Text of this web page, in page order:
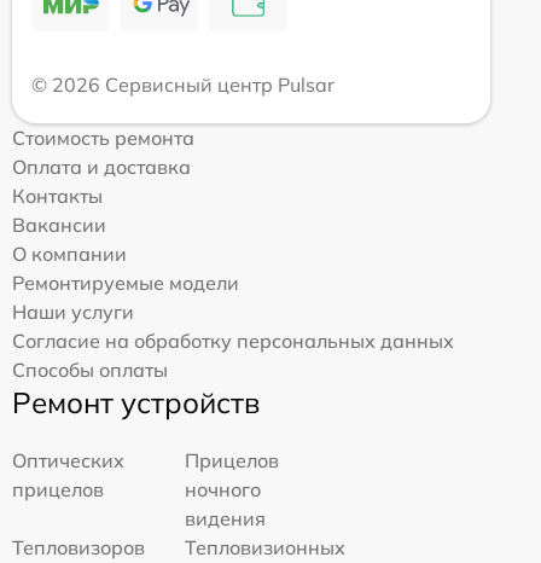
© 2026 Сервисный центр Pulsar
Стоимость ремонта
Оплата и доставка
Контакты
Вакансии
О компании
Ремонтируемые модели
Наши услуги
Согласие на обработку персональных данных
Способы оплаты
Ремонт устройств
Оптических
прицелов
Прицелов
ночного
видения
Тепловизоров
Тепловизионных